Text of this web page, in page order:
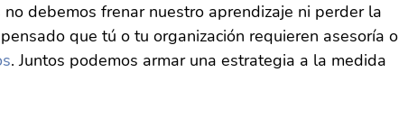
debemos frenar nuestro aprendizaje ni perder la
que tú o tu organización requieren asesoría o
. Juntos podemos armar una estrategia a la medida